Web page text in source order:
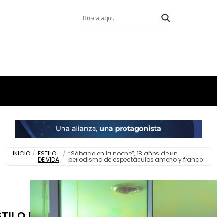
INICIO / ESTILO
DE VIDA
/ “Sábado en la noche”, 18 años de un
periodismo de espectáculos ameno y franco